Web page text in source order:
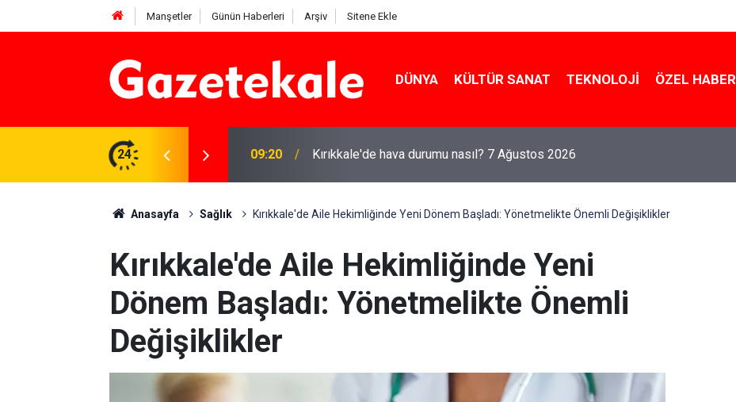
Manşetler Günün Haberleri Arşiv Sitene Ekle
DÜNYA KÜLTÜR SANAT TEKNOLOJI ÖZEL HABER
24 09:20 Kırıkkale'de hava durumu nasıl? 7 Ağustos 2026
Anasayfa Sağlık Kırıkkale'de Aile Hekimliğinde Yeni Dönem Başladı: Yönetmelikte Önemli Değişiklikler
Kırıkkale'de Aile Hekimliğinde Yeni
Dönem Başladı: Yönetmelikte Önemli
Değişiklikler